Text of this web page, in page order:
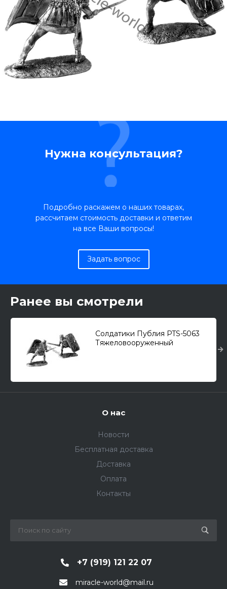
Нужна консультация?
Подробно раскажем о наших товарах,
рассчитаем стоимость доставки и ответим
на все Ваши вопросы!
Задать вопрос
Ранее вы смотрели
Солдатики Публия PTS-5063
Тяжеловооруженный
О нас
Новости
Бесплатная доставка
Доставка
Оплата
Контакты
+7 (919) 121 22 07
miracle-world@mail.ru